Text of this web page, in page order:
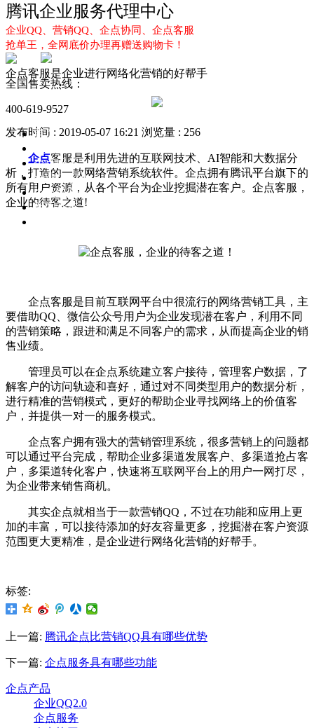
腾讯企业服务代理中心
企业QQ、营销QQ、企点协同、企点客服
抢单王，全网底价办理再赠送购物卡！
全国售卖热线：
400-619-9527
首页
企点服务
企业QQ2.0
企点协同
新闻动态
企点客服是企业进行网络化营销的好帮手
发布时间 : 2019-05-07 16:21 浏览量 : 256
企点客服是利用先进的互联网技术、AI智能和大数据分
析，打造的一款网络营销系统软件。企点拥有腾讯平台旗下的
所有用户资源，从各个平台为企业挖掘潜在客户。企点客服，
企业的待客之道!
企点客服是目前互联网平台中很流行的网络营销工具，主
要借助QQ、微信公众号用户为企业发现潜在客户，利用不同
的营销策略，跟进和满足不同客户的需求，从而提高企业的销
售业绩。
管理员可以在企点系统建立客户接待，管理客户数据，了
解客户的访问轨迹和喜好，通过对不同类型用户的数据分析，
进行精准的营销模式，更好的帮助企业寻找网络上的价值客
户，并提供一对一的服务模式。
企点客户拥有强大的营销管理系统，很多营销上的问题都
可以通过平台完成，帮助企业多渠道发展客户、多渠道抢占客
户，多渠道转化客户，快速将互联网平台上的用户一网打尽，
为企业带来销售商机。
其实企点就相当于一款营销QQ，不过在功能和应用上更
加的丰富，可以接待添加的好友容量更多，挖掘潜在客户资源
范围更大更精准，是企业进行网络化营销的好帮手。
标签:
上一篇: 腾讯企点比营销QQ具有哪些优势
下一篇: 企点服务具有哪些功能
企点产品
企业QQ2.0
企点服务